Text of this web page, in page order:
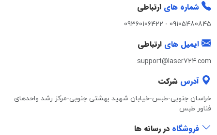
شماره های ارتباطی
09105480845
-
09360106422
ایمیل های ارتباطی
support@laser724.com
آدرس شرکت
خراسان جنوبی-طبس-خیابان شهید بهشتی جنوبی-مرکز رشد واحدهای
فناور طبس
فروشگاه در رسانه ها